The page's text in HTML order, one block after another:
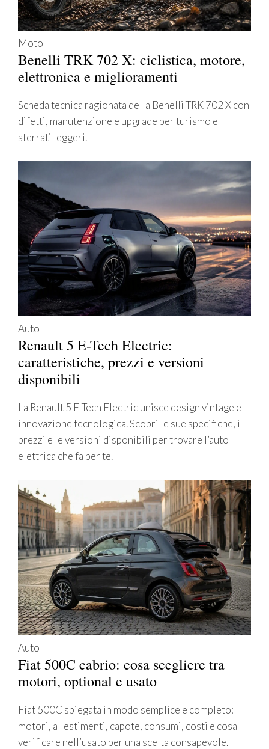
Moto
Benelli TRK 702 X: ciclistica, motore,
elettronica e miglioramenti
Scheda tecnica ragionata della Benelli TRK 702 X con
difetti, manutenzione e upgrade per turismo e
sterrati leggeri.
Auto
Renault 5 E-Tech Electric:
caratteristiche, prezzi e versioni
disponibili
La Renault 5 E-Tech Electric unisce design vintage e
innovazione tecnologica. Scopri le sue specifiche, i
prezzi e le versioni disponibili per trovare l’auto
elettrica che fa per te.
Auto
Fiat 500C cabrio: cosa scegliere tra
motori, optional e usato
Fiat 500C spiegata in modo semplice e completo:
motori, allestimenti, capote, consumi, costi e cosa
verificare nell’usato per una scelta consapevole.